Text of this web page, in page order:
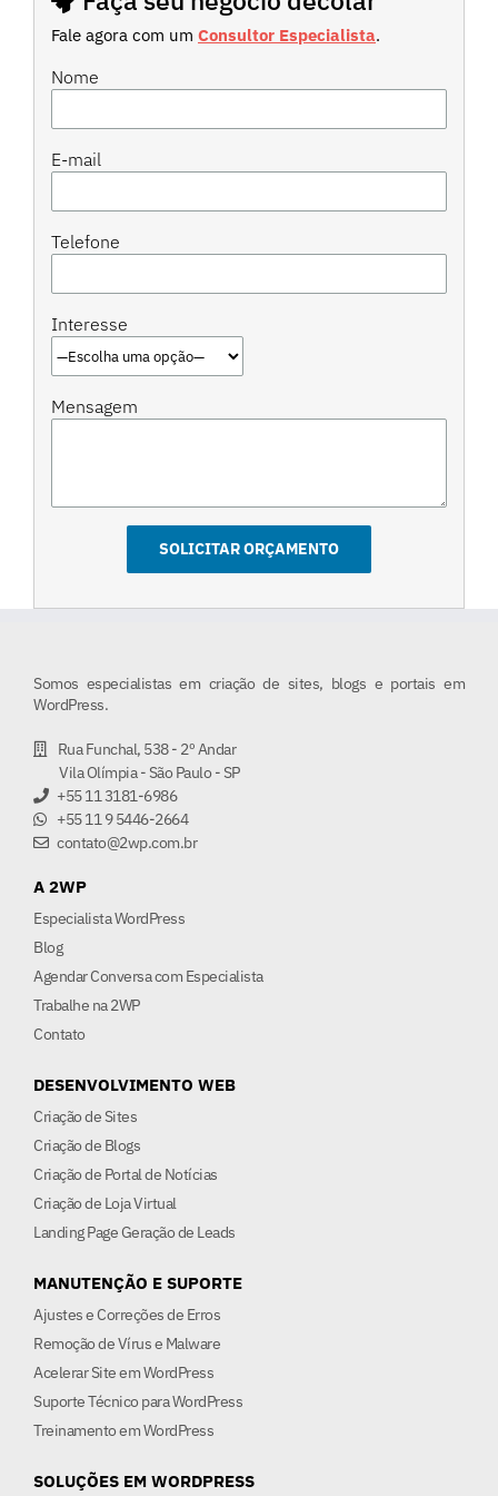
Fale agora com um Consultor Especialista.
Nome
E-mail
Telefone
Interesse
Mensagem
Somos especialistas em criação de sites, blogs e portais em
WordPress.
Rua Funchal, 538 - 2º Andar
Vila Olímpia - São Paulo - SP
+55 11 3181-6986
+55 11 9 5446-2664
contato@2wp.com.br
A 2WP
Especialista WordPress
Blog
Agendar Conversa com Especialista
Trabalhe na 2WP
Contato
DESENVOLVIMENTO WEB
Criação de Sites
Criação de Blogs
Criação de Portal de Notícias
Criação de Loja Virtual
Landing Page Geração de Leads
MANUTENÇÃO E SUPORTE
Ajustes e Correções de Erros
Remoção de Vírus e Malware
Acelerar Site em WordPress
Suporte Técnico para WordPress
Treinamento em WordPress
SOLUÇÕES EM WORDPRESS